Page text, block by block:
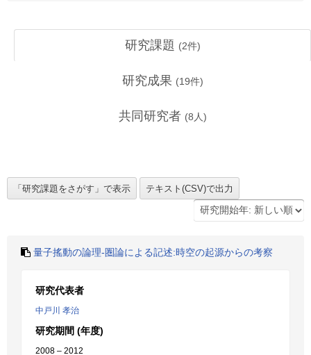
研究課題 (2件)
研究成果 (19件)
共同研究者 (8 人)
量子搖動の論理‐圏論による記述:時空の起源からの考察
研究代表者
中戸川 孝治
研究期間 (年度)
2008 – 2012